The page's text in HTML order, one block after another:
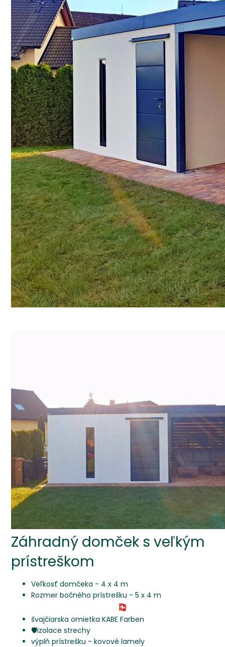
Záhradný domček s veľkým
prístreškom
Veľkosť domčeka - 4 x 4 m
Rozmer bočného prístrešku - 5 x 4 m
švajčiarska omietka KABE Farben
🛡️izolace strechy
výplň prístrešku - kovové lamely